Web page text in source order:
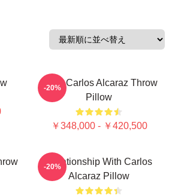
Tenis Carlos Alcaraz Throw
Pillow
￥348,000 - ￥420,500
-20%
Relationship With Carlos
Alcaraz Pillow
-20%